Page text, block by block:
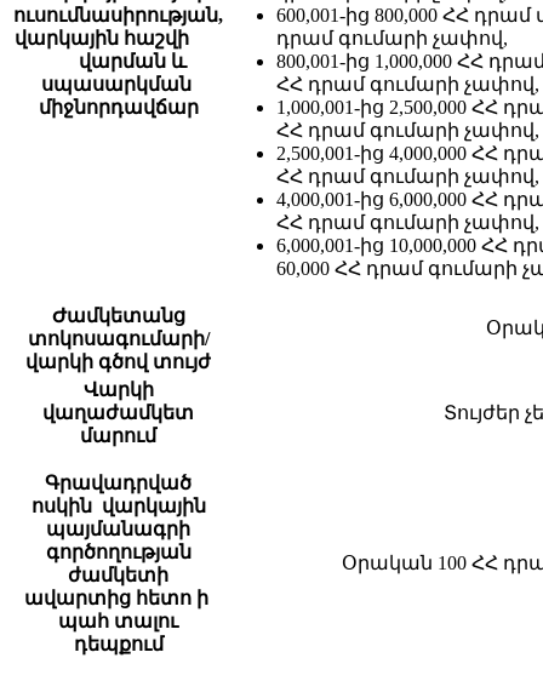
ուսումնասիրության,
վարկային հաշվի
վարման և
սպասարկման
միջնորդավճար
600,001-ից 800,000 ՀՀ
դրամ գումարի չափով,
800,001-ից 1,000,000 ՀՀ
ՀՀ դրամ գումարի չափով,
1,000,001-ից 2,500,000 ՀՀ
ՀՀ դրամ գումարի չափով,
2,500,001-ից 4,000,000 ՀՀ
ՀՀ դրամ գումարի չափով,
4,000,001-ից 6,000,000 ՀՀ
ՀՀ դրամ գումարի չափով,
6,000,001-ից 10,000,000
60,000 ՀՀ դրամ գումարի
Ժամկետանց
տոկոսագումարի/
վարկի գծով տույժ
Վարկի
վաղաժամկետ
մարում
Տույժեր
Գրավադրված
ոսկին վարկային
պայմանագրի
գործողության
ժամկետի
ավարտից հետո ի
պահ տալու
դեպքում
Օրական 100 ՀՀ